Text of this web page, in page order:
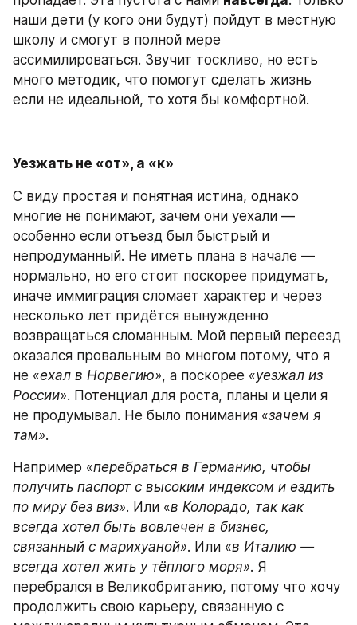
наши дети (у кого они будут) пойдут в местную
школу и смогут в полной мере
ассимилироваться. Звучит тоскливо, но есть
много методик, что помогут сделать жизнь
если не идеальной, то хотя бы комфортной.
Уезжать не «от», а «к»
С виду простая и понятная истина, однако
многие не понимают, зачем они уехали —
особенно если отъезд был быстрый и
непродуманный. Не иметь плана в начале —
нормально, но его стоит поскорее придумать,
иначе иммиграция сломает характер и через
несколько лет придётся вынужденно
возвращаться сломанным. Мой первый переезд
оказался провальным во многом потому, что я
не «ехал в Норвегию», а поскорее «уезжал из
России». Потенциал для роста, планы и цели я
не продумывал. Не было понимания «зачем я
там».
Например «перебраться в Германию, чтобы
получить паспорт с высоким индексом и ездить
по миру без виз». Или «в Колорадо, так как
всегда хотел быть вовлечен в бизнес,
связанный с марихуаной». Или «в Италию —
всегда хотел жить у тёплого моря». Я
перебрался в Великобританию, потому что хочу
продолжить свою карьеру, связанную с